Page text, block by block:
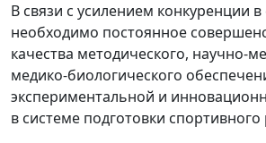
В связи с усилением конкуренции в
необходимо постоянное
качества методического, научно-
медико-биологического
экспериментальной и
в системе подготовки спортивного